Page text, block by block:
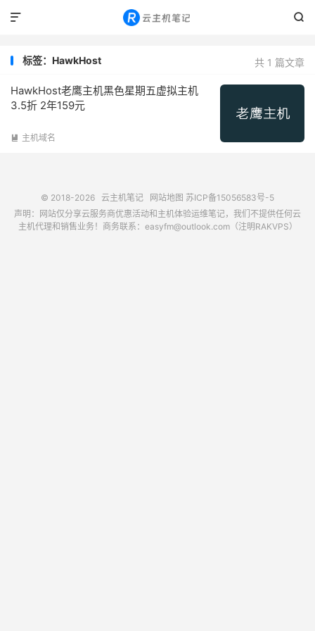


共 1 篇文章
标签：HawkHost
HawkHost老鹰主机黑色星期五虚拟主机
3.5折 2年159元
 主机域名
© 2018-2026 云主机笔记 网站地图 苏ICP备15056583号-5
声明：网站仅分享云服务商优惠活动和主机体验运维笔记，我们不提供任何云
主机代理和销售业务！商务联系：easyfm@outlook.com（注明RAKVPS）